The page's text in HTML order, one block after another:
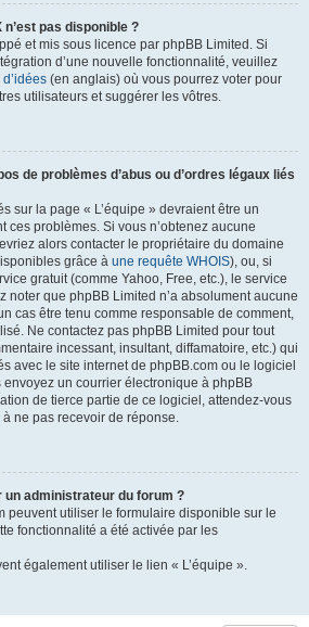
pas disponible ?
et mis sous licence par phpBB Limited. Si
d’une nouvelle fonctionnalité, veuillez
(en anglais) où vous pourrez voter pour
utilisateurs et suggérer les vôtres.
de problèmes d’abus ou d’ordres légaux liés
sur la page « L’équipe » devraient être un
ces problèmes. Si vous n’obtenez aucune
alors contacter le propriétaire du domaine
grâce à une requête WHOIS), ou, si
gratuit (comme Yahoo, Free, etc.), le service
noter que phpBB Limited n’a absolument aucune
cas être tenu comme responsable de comment,
Ne contactez pas phpBB Limited pour tout
incessant, insultant, diffamatoire, etc.) qui
avec le site internet de phpBB.com ou le logiciel
un courrier électronique à phpBB
de tierce partie de ce logiciel, attendez-vous
ne pas recevoir de réponse.
administrateur du forum ?
peuvent utiliser le formulaire disponible sur le
fonctionnalité a été activée par les
également utiliser le lien « L’équipe ».